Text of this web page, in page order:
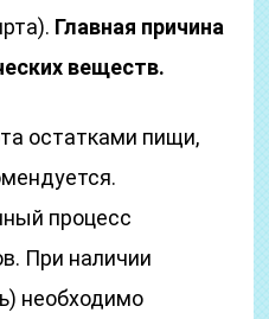
Главная причина
веществ.
остатками пищи,
процесс
При наличии
необходимо